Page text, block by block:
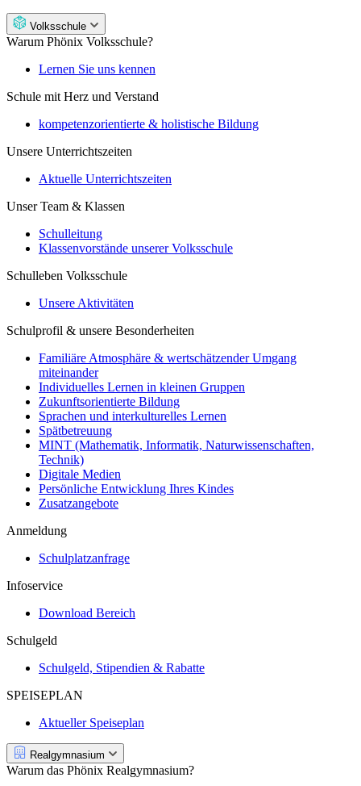
Volksschule
Warum Phönix Volksschule?
Lernen Sie uns kennen
Schule mit Herz und Verstand
kompetenzorientierte & holistische Bildung
Unsere Unterrichtszeiten
Aktuelle Unterrichtszeiten
Unser Team & Klassen
Schulleitung
Klassenvorstände unserer Volksschule
Schulleben Volksschule
Unsere Aktivitäten
Schulprofil & unsere Besonderheiten
Familiäre Atmosphäre & wertschätzender Umgang
miteinander
Individuelles Lernen in kleinen Gruppen
Zukunftsorientierte Bildung
Sprachen und interkulturelles Lernen
Spätbetreuung
MINT (Mathematik, Informatik, Naturwissenschaften,
Technik)
Digitale Medien
Persönliche Entwicklung Ihres Kindes
Zusatzangebote
Anmeldung
Schulplatzanfrage
Infoservice
Download Bereich
Schulgeld
Schulgeld, Stipendien & Rabatte
SPEISEPLAN
Aktueller Speiseplan
Realgymnasium
Warum das Phönix Realgymnasium?